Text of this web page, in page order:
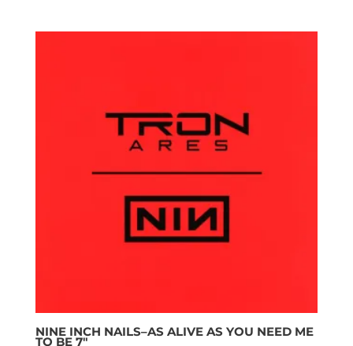
NINE INCH NAILS–AS ALIVE AS YOU NEED ME
TO BE 7″